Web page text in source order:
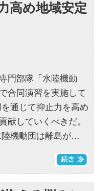
高め地域安定
門部隊「水陸機動
合同演習を実施して
通じて抑止力を高め
献していくべきだ。
機動団は離島が…